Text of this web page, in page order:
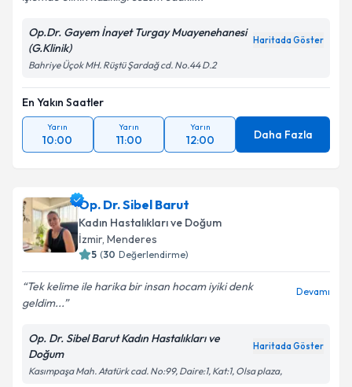
Op.Dr. Gayem İnayet Turgay Muayenehanesi
(G.Klinik)
Haritada Göster
Bahriye Üçok MH. Rüştü Şardağ cd. No.44 D.2
En Yakın Saatler
Yarın
10:00
Yarın
11:00
Yarın
12:00 Daha Fazla
Op. Dr. Sibel Barut
Kadın Hastalıkları ve Doğum
İzmir, Menderes
5 (30 Değerlendirme)
Tek kelime ile harika bir insan hocam iyiki denk
geldim...
Devamı
Op. Dr. Sibel Barut Kadın Hastalıkları ve
Doğum
Haritada Göster
Kasımpaşa Mah. Atatürk cad. No:99, Daire:1, Kat:1, Olsa plaza,